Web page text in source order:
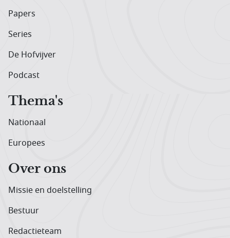
Papers
Series
De Hofvijver
Podcast
Thema's
Nationaal
Europees
Over ons
Missie en doelstelling
Bestuur
Redactieteam